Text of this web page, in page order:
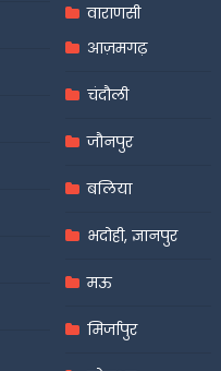
वाराणसी
आज़मगढ़
चंदौली
जौनपुर
बलिया
भदोही, ज्ञानपुर
मऊ
मिर्जापुर